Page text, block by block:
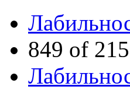
849 of